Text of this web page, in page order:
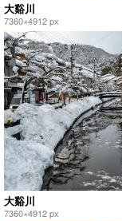
大谿川
7360×4912 px
大谿川
7360×4912 px